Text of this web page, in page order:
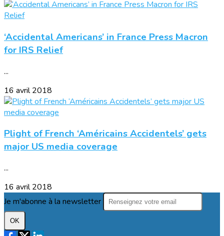
‘Accidental Americans’ in France Press Macron
for IRS Relief
...
16 avril 2018
Plight of French ‘Américains Accidentels’ gets
major US media coverage
...
16 avril 2018
Je m'abonne à la newsletter
OK